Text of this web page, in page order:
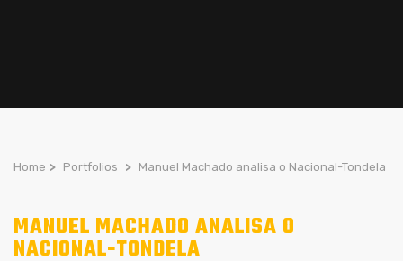
Home > Portfolios > Manuel Machado analisa o Nacional-Tondela
MANUEL MACHADO ANALISA O
NACIONAL-TONDELA